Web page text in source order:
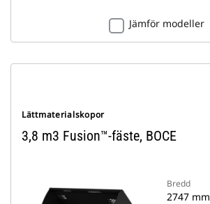
Jämför modeller
Lättmaterialskopor
3,8 m3 Fusion™-fäste, BOCE
Bredd
2747 mm